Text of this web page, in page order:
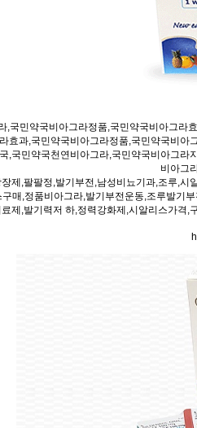
,국민약국비아그라정품,국민약국비아그라
효과,국민약국비아그라정품,국민약국비
,국민약국천연비아그라,국민약국비아그
비아그
제,팔팔정,발기부전,남성비뇨기과,조루,
매,정품비아그라,발기부전운동,조루발기
제,발기력저 하,정력강화제,시알리스가격